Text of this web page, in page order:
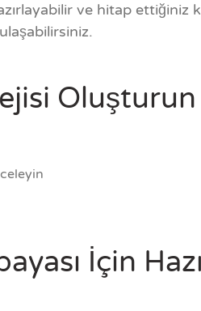
ve hitap ettiğiniz
Oluşturun
İçin